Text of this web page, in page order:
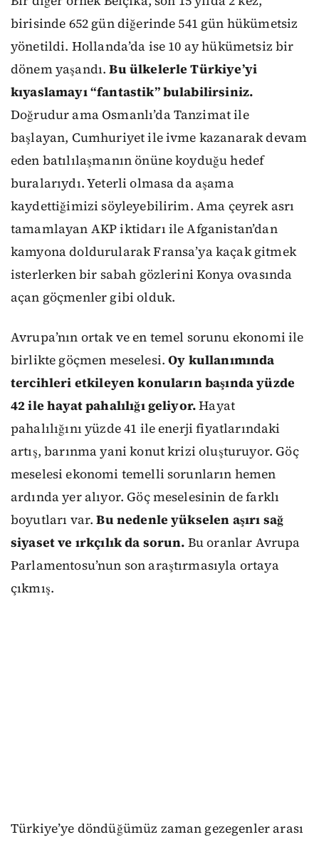
birisinde 652 gün diğerinde 541 gün hükümetsiz
yönetildi. Hollanda’da ise 10 ay hükümetsiz bir
dönem yaşandı.Bu ülkelerle Türkiye’yi
kıyaslamayı “fantastik” bulabilirsiniz.
Doğrudur ama Osmanlı’da Tanzimat ile
başlayan, Cumhuriyet ile ivme kazanarak devam
eden batılılaşmanın önüne koyduğu hedef
buralarıydı. Yeterli olmasa da aşama
kaydettiğimizi söyleyebilirim. Ama çeyrek asrı
tamamlayan AKP iktidarı ile Afganistan’dan
kamyona doldurularak Fransa’ya kaçak gitmek
isterlerken bir sabah gözlerini Konya ovasında
açan göçmenler gibi olduk.
Avrupa’nın ortak ve en temel sorunu ekonomi ile
birlikte göçmen meselesi.Oy kullanımında
tercihleri etkileyen konuların başında yüzde
42 ile hayat pahalılığı geliyor.Hayat
pahalılığını yüzde 41 ile enerji fiyatlarındaki
artış, barınma yani konut krizi oluşturuyor. Göç
meselesi ekonomi temelli sorunların hemen
ardında yer alıyor. Göç meselesinin de farklı
boyutları var.Bu nedenle yükselen aşırı sağ
siyaset ve ırkçılık da sorun. Bu oranlar Avrupa
Parlamentosu’nun son araştırmasıyla ortaya
çıkmış.
Türkiye’ye döndüğümüz zaman gezegenler arası